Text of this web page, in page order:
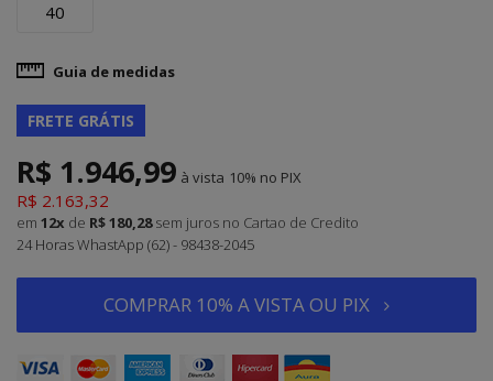
40
Guia de medidas
FRETE GRÁTIS
R$ 1.946,99 à vista 10%
R$ 2.163,32
em 12x de R$ 180,28 sem juros no Cartao de Credito
24 Horas WhastApp (62) - 98438-2045
COMPRAR 10% A VISTA OU PIX